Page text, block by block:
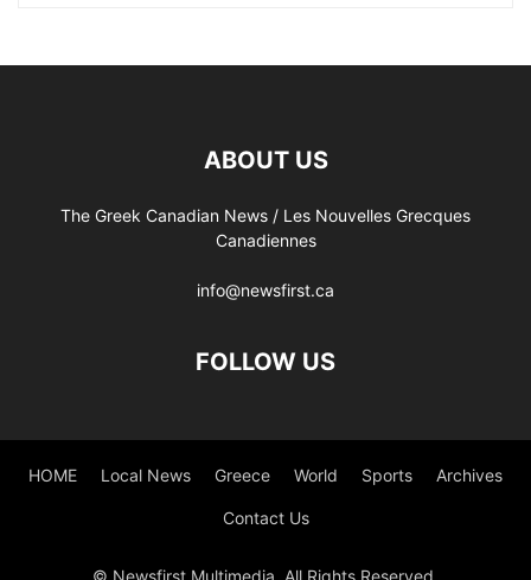
ABOUT US
The Greek Canadian News / Les Nouvelles Grecques
Canadiennes
info@newsfirst.ca
FOLLOW US
HOME Local News Greece World Sports Archives
Contact Us
© Newsfirst Multimedia. All Rights Reserved.